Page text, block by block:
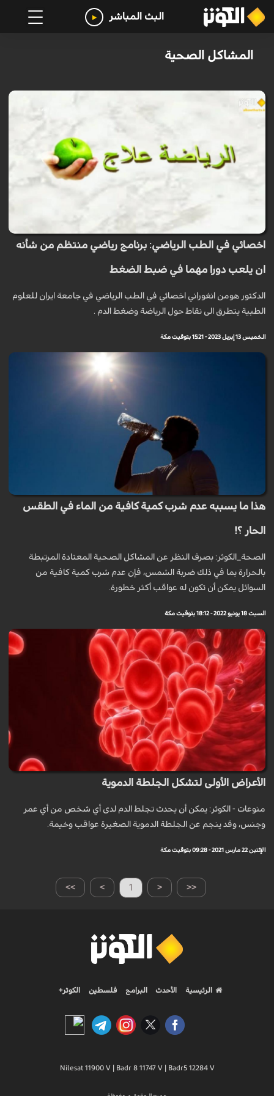
البث المباشر
المشاكل الصحية
اخصائي في الطب الرياضي: برنامج رياضي منتظم من شأنه
ان يلعب دورا مهما في ضبط الضغط
الدكتور هومن انغوراني اخصائي في الطب الرياضي في جامعة ايران للعلوم
الطبية يتطرق الى نقاط حول الرياضة وضغط الدم .
الخميس 13 إبريل 2023 - 15:21 بتوقيت مكة
هذا ما يسببه عدم شرب كمية كافية من الماء في الطقس
الحار ؟!
الصحة_الكوثر: بصرف النظر عن المشاكل الصحية المعتادة المرتبطة
بالحرارة بما في ذلك ضربة الشمس، فإن عدم شرب كمية كافية من
السوائل يمكن أن تكون له عواقب أكثر خطورة.
السبت 18 يونيو 2022 - 18:12 بتوقيت مكة
الأعراض الأولى لتشكل الجلطة الدموية
منوعات - الكوثر: يمكن أن يحدث تجلط الدم لدى أي شخص من أي عمر
وجنس، وقد ينجم عن الجلطة الدموية الصغيرة عواقب وخيمة.
الإثنين 22 مارس 2021 - 09:28 بتوقيت مكة
>> > 1 < <<
الرئيسية الأحدث البرامج فلسطين الكوثر+
Nilesat 11900 V | Badr 8 11747 V | Badr5 12284 V